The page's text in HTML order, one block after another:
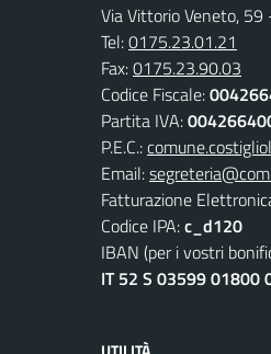
Via Vittorio Veneto,
Tel:0175.23.01.21
Fax:0175.23.90.03
Codice Fiscale:
Partita IVA:
P.E.C.:
Email:
Fatturazione
Codice IPA:c_d120
IBAN (per i vostri
IT 52 S 03599 01800